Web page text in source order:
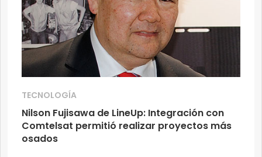
TECNOLOGÍA
Nilson Fujisawa de LineUp: Integración con
Comtelsat permitió realizar proyectos más
osados